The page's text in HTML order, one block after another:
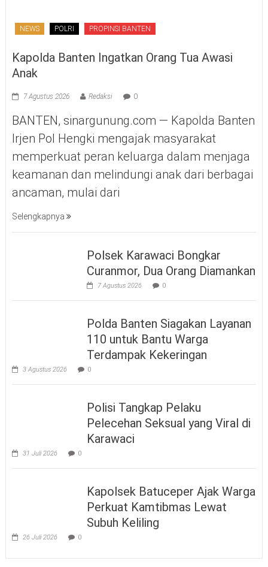
NEWS POLRI PROPINSI BANTEN
Kapolda Banten Ingatkan Orang Tua Awasi
Anak
7 Agustus 2026 Redaksi 0
BANTEN, sinargunung.com — Kapolda Banten
Irjen Pol Hengki mengajak masyarakat
memperkuat peran keluarga dalam menjaga
keamanan dan melindungi anak dari berbagai
ancaman, mulai dari
Selengkapnya
Polsek Karawaci Bongkar
Curanmor, Dua Orang Diamankan
7 Agustus 2026 0
Polda Banten Siagakan Layanan
110 untuk Bantu Warga
Terdampak Kekeringan
3 Agustus 2026 0
Polisi Tangkap Pelaku
Pelecehan Seksual yang Viral di
Karawaci
31 Juli 2026 0
Kapolsek Batuceper Ajak Warga
Perkuat Kamtibmas Lewat
Subuh Keliling
26 Juli 2026 0